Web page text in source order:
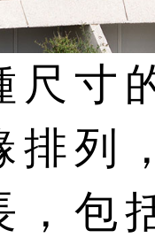
尺寸
排列
，包